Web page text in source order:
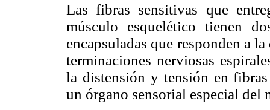
Las fibras sensitivas que
músculo esquelético tienen
encapsuladas que responden a
terminaciones nerviosas
la distensión y tensión en fibras
un órgano sensorial especial del